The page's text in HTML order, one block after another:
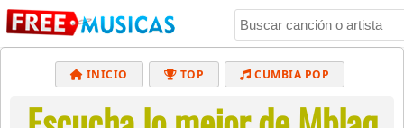
INICIO TOP CUMBIA POP
BACHATA MUSICA CRISTIANA